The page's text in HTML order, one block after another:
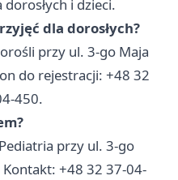
i dzieci.
dla dorosłych?
przy ul. 3-go Maja
do rejestracji: +48 32
450.
przy ul. 3-go
+48 32 37-04-